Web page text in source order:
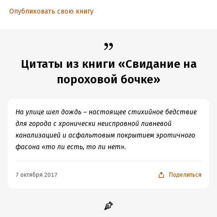
Опубликовать свою книгу
Цитаты из книги «Свидание на
пороховой бочке»
На улице шел дождь – настоящее стихийное бедствие
для города с хронически неисправной ливневой
канализацией и асфальтовым покрытием эротичного
фасона «то ли есть, то ли нет».
7 октября 2017 Поделиться